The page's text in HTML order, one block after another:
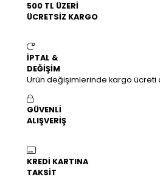
500 TL ÜZERİ
ÜCRETSİZ KARGO
İPTAL &
DEĞİŞİM
Ürün değişimlerinde kargo ücreti
GÜVENLİ
ALIŞVERİŞ
KREDİ KARTINA
TAKSİT